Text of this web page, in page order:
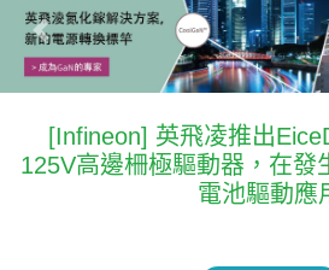
Previous
[Infineon] 英飛凌推出
125V高邊柵極驅動器，在發
電池驅動應